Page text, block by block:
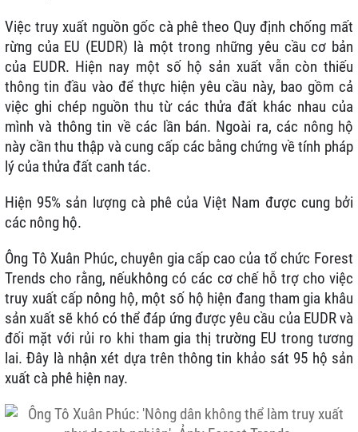
Việc truy xuất nguồn gốc cà phê theo Quy định chống mất
rừng của EU (EUDR) là một trong những yêu cầu cơ bản
của EUDR. Hiện nay một số hộ sản xuất vẫn còn thiếu
thông tin đầu vào để thực hiện yêu cầu này, bao gồm cả
việc ghi chép nguồn thu từ các thửa đất khác nhau của
mình và thông tin về các lần bán. Ngoài ra, các nông hộ
này cần thu thập và cung cấp các bằng chứng về tính pháp
lý của thửa đất canh tác.
Hiện 95% sản lượng cà phê của Việt Nam được cung bởi
các nông hộ.
Ông Tô Xuân Phúc, chuyên gia cấp cao của tổ chức Forest
Trends cho rằng, nếukhông có các cơ chế hỗ trợ cho việc
truy xuất cấp nông hộ, một số hộ hiện đang tham gia khâu
sản xuất sẽ khó có thể đáp ứng được yêu cầu của EUDR và
đối mặt với rủi ro khi tham gia thị trường EU trong tương
lai. Đây là nhận xét dựa trên thông tin khảo sát 95 hộ sản
xuất cà phê hiện nay.